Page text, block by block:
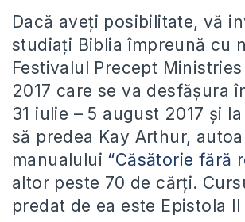
Dacă aveți posibilitate, vă
studiați Biblia împreună cu
Festivalul Precept
2017 care se va desfășura
31 iulie – 5 august 2017 și
să predea Kay Arthur,
manualului “Căsătorie fără
altor peste 70 de cărți.
predat de ea este Epistola